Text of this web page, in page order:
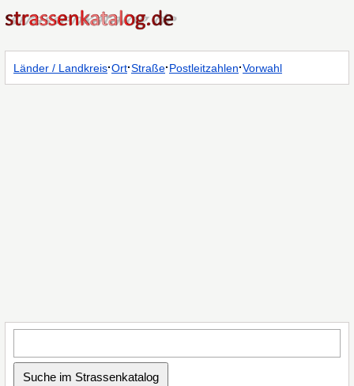
Länder / Landkreis·Ort·Straße·Postleitzahlen·Vorwahl